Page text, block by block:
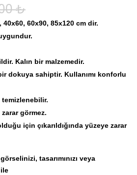
₺
60x90, 85x120 cm dir.
Kalın bir malzemedir.
dokuya sahiptir. Kullanımı konforlu
görmez.
için çıkarıldığında yüzeye zarar
tasarımınızı veya